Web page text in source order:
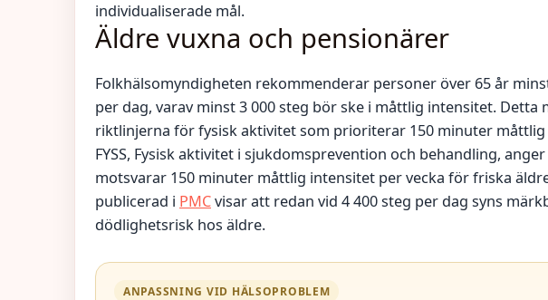
individualiserade mål.
Äldre vuxna och pensionärer
Folkhälsomyndigheten rekommenderar personer över 65 år
per dag, varav minst 3 000 steg bör ske i måttlig intensitet. Detta
riktlinjerna för fysisk aktivitet som prioriterar 150 minuter måttlig
FYSS, Fysisk aktivitet i sjukdomsprevention och behandling,
motsvarar 150 minuter måttlig intensitet per vecka för friska
publicerad i PMCvisar att redan vid 4 400 steg per dag syns
dödlighetsrisk hos äldre.
ANPASSNING VID HÄLSOPROBLEM